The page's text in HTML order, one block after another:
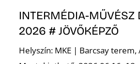
INTERMÉDIA-MŰVÉSZ
2026 # JÖVŐKÉPZŐ
Helyszín: MKE | Barcsay terem,